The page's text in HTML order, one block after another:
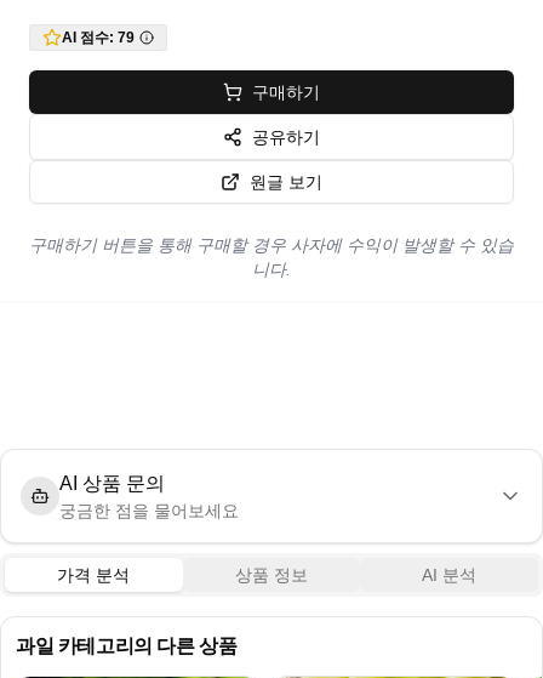
AI 점수: 79
구매하기
공유하기
원글 보기
구매하기 버튼을 통해 구매할 경우 사자에 수익이 발생할 수 있습
니다.
AI 상품 문의
궁금한 점을 물어보세요
가격 분석 상품 정보 AI 분석
과일 카테고리의 다른 상품